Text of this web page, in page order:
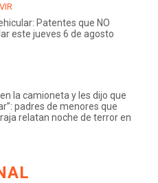
Patentes que NO
este jueves 6 de agosto
la camioneta y les dijo que
padres de menores que
relatan noche de terror en